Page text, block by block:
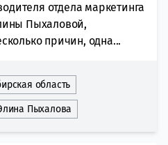
отдела маркетинга
Пыхаловой,
причин, одна...
область
Пыхалова